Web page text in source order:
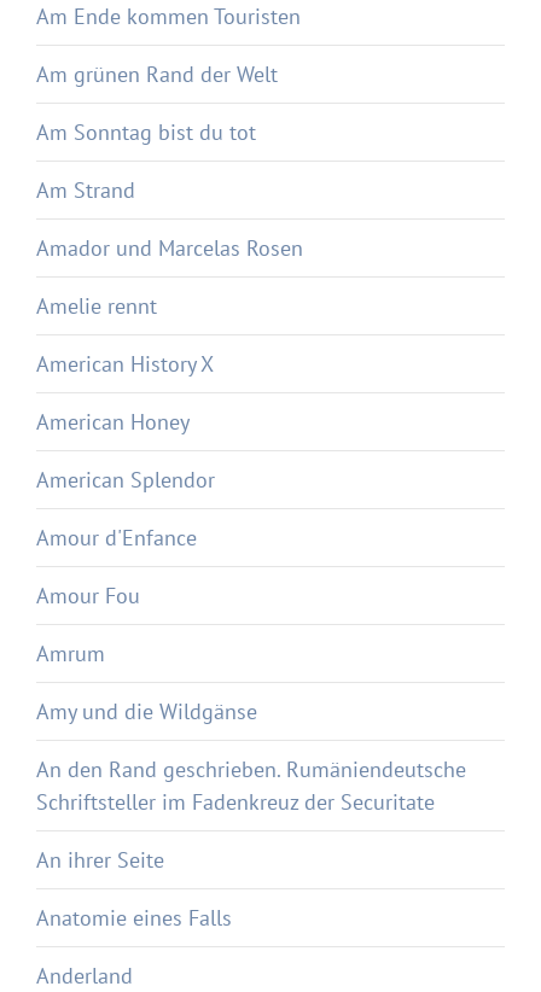
Am Ende kommen Touristen
Am grünen Rand der Welt
Am Sonntag bist du tot
Am Strand
Amador und Marcelas Rosen
Amelie rennt
American History X
American Honey
American Splendor
Amour d'Enfance
Amour Fou
Amrum
Amy und die Wildgänse
An den Rand geschrieben. Rumäniendeutsche
Schriftsteller im Fadenkreuz der Securitate
An ihrer Seite
Anatomie eines Falls
Anderland